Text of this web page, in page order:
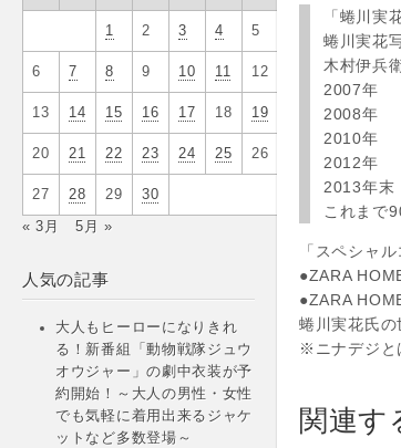
1 2 3 4 5
6 7 8 9 10 11 12
13 14 15 16 17 18 19
20 21 22 23 24 25 26
27 28 29 30
« 3月 5月 »
人気の記事
大人もヒーローになりきれ
る！新番組「動物戦隊ジュウ
オウジャー」の劇中衣装が予
約開始！～大人の男性・女性
でも気軽に着用出来るジャケ
ットなど多数登場～
「蜷川実
蜷川実花
木村伊兵
2007年
2008年
2010年
2012年
2013年末
これまで
「スペシャ
●ZARA
●ZARA
蜷川実花氏の
※ニナデジと
関連す